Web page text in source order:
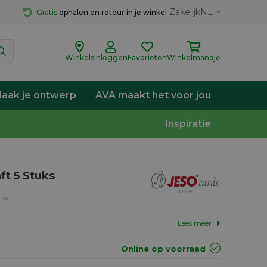
Gratis ophalen en retour in je winkel ZakelijkNL
WinkelsInloggenFavorietenWinkelmandje
je ontwerp AVA maakt het voor jou
Inspiratie
5 Stuks
Lees meer
Online op voorraad